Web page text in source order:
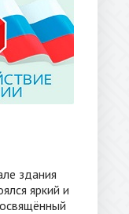
здания
яркий и